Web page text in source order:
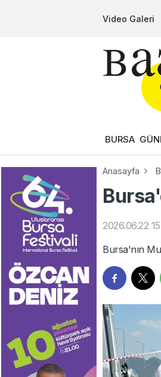
Video Galeri
BURSA
Anasayfa
2026.06.22
Bursa'nın